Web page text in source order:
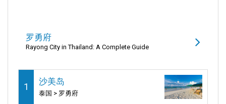
罗勇府
Rayong City in Thailand: A Complete Guide
1
沙美岛
泰国 > 罗勇府